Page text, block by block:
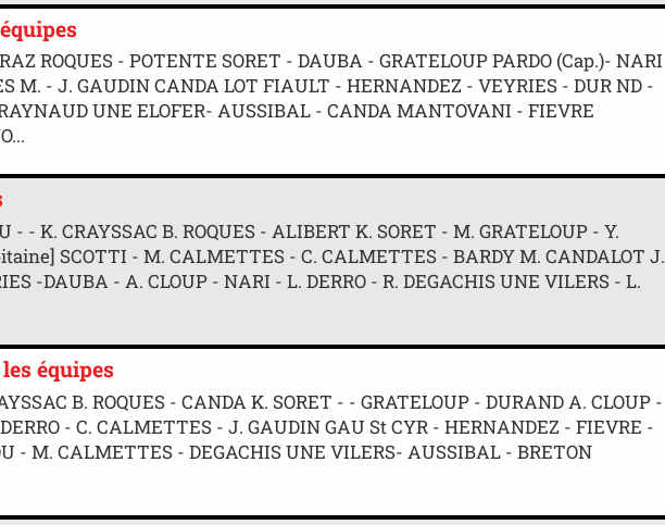
ROQUES - POTENTE SORET - DAUBA - GRATELOUP PARDO (Cap.)- NARI
M. - J. GAUDIN CANDA LOT FIAULT - HERNANDEZ - VEYRIES - DUR ND -
UNE ELOFER- AUSSIBAL - CANDA MANTOVANI - FIEVRE
- K. CRAYSSAC B. ROQUES - ALIBERT K. SORET - M. GRATELOUP - Y.
SCOTTI - M. CALMETTES - C. CALMETTES - BARDY M. CANDALOT J.
-DAUBA - A. CLOUP - NARI - L. DERRO - R. DEGACHIS UNE VILERS - L.
les équipes
B. ROQUES - CANDA K. SORET - - GRATELOUP - DURAND A. CLOUP -
- C. CALMETTES - J. GAUDIN GAU St CYR - HERNANDEZ - FIEVRE -
- M. CALMETTES - DEGACHIS UNE VILERS- AUSSIBAL - BRETON